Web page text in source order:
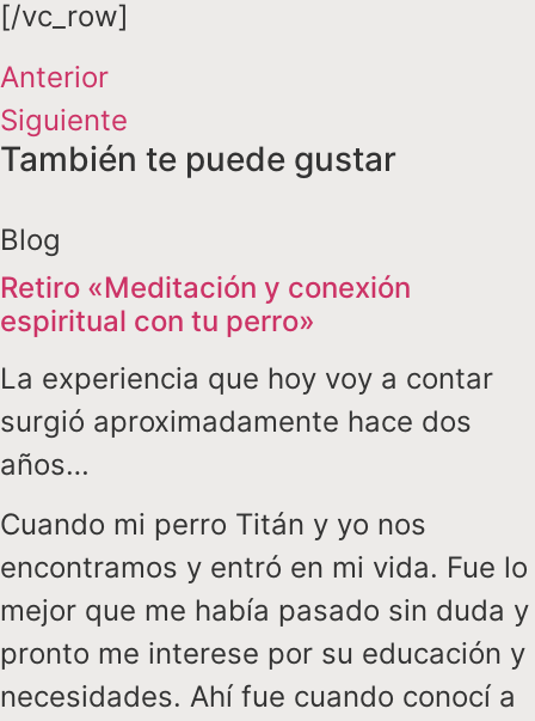
[/vc_row]
Anterior
Siguiente
También te puede gustar
Blog
Retiro «Meditación y conexión
espiritual con tu perro»
La experiencia que hoy voy a contar
surgió aproximadamente hace dos
años…
Cuando mi perro Titán y yo nos
encontramos y entró en mi vida. Fue lo
mejor que me había pasado sin duda y
pronto me interese por su educación y
necesidades. Ahí fue cuando conocí a